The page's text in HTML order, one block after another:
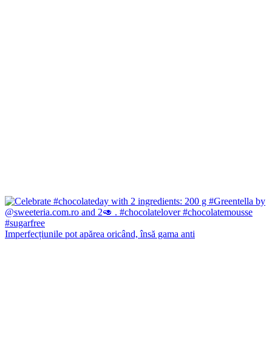
Imperfecțiunile pot apărea oricând, însă gama anti